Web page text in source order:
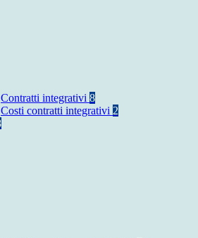
Contratti integrativi 8
Costi contratti integrativi 2